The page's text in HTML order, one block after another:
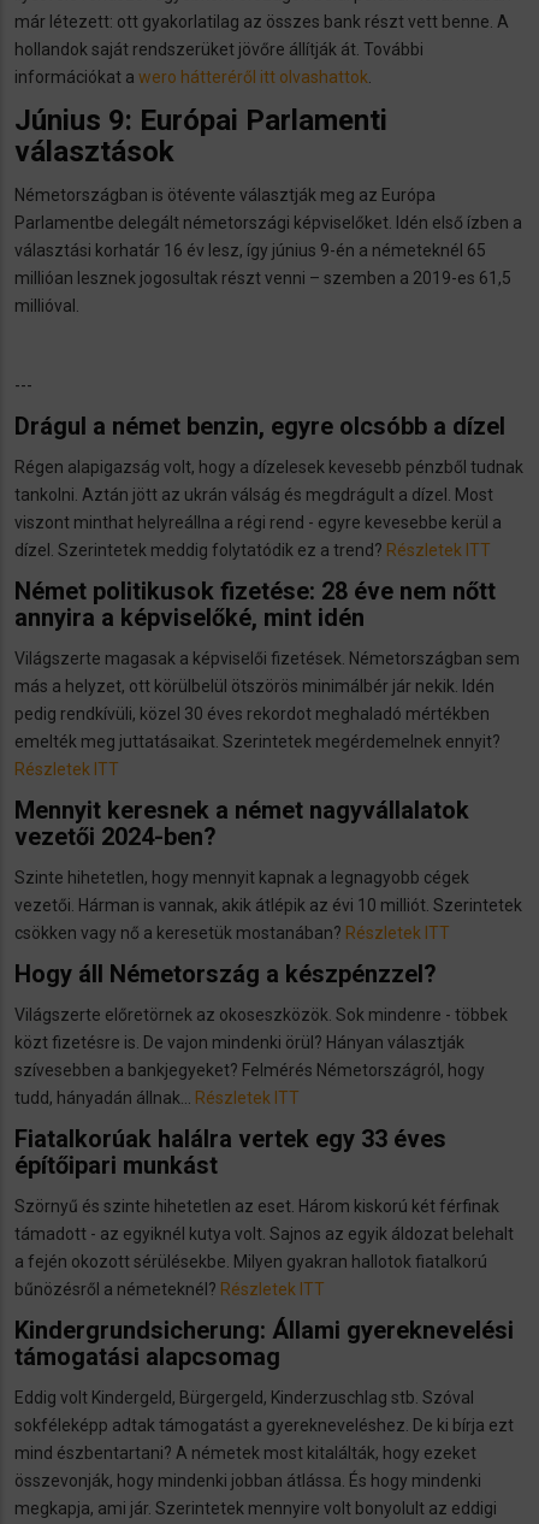
már létezett: ott gyakorlatilag az összes bank részt vett benne. A
hollandok saját rendszerüket jövőre állítják át. További
információkat a wero hátteréről itt olvashattok
Június 9: Európai Parlamenti
választások
Németországban is ötévente választják meg az Európa
Parlamentbe delegált németországi képviselőket. Idén első ízben a
választási korhatár 16 év lesz, így június 9-én a németeknél 65
millióan lesznek jogosultak részt venni – szemben a 2019-es 61,5
millióval.
---
Drágul a német benzin, egyre olcsóbb a dízel
Régen alapigazság volt, hogy a dízelesek kevesebb pénzből tudnak
tankolni. Aztán jött az ukrán válság és megdrágult a dízel. Most
viszont minthat helyreállna a régi rend - egyre kevesebbe kerül a
dízel. Szerintetek meddig folytatódik ez a trend? Részletek ITT
Német politikusok fizetése: 28 éve nem nőtt
annyira a képviselőké, mint idén
Világszerte magasak a képviselői fizetések. Németországban sem
más a helyzet, ott körülbelül ötszörös minimálbér jár nekik. Idén
pedig rendkívüli, közel 30 éves rekordot meghaladó mértékben
emelték meg juttatásaikat. Szerintetek megérdemelnek ennyit?
Részletek ITT
Mennyit keresnek a német nagyvállalatok
vezetői 2024-ben?
Szinte hihetetlen, hogy mennyit kapnak a legnagyobb cégek
vezetői. Hárman is vannak, akik átlépik az évi 10 milliót. Szerintetek
csökken vagy nő a keresetük mostanában? Részletek ITT
Hogy áll Németország a készpénzzel?
Világszerte előretörnek az okoseszközök. Sok mindenre - többek
közt fizetésre is. De vajon mindenki örül? Hányan választják
szívesebben a bankjegyeket? Felmérés Németországról, hogy
tudd, hányadán állnak...
Részletek ITT
Fiatalkorúak halálra vertek egy 33 éves
építőipari munkást
Szörnyű és szinte hihetetlen az eset. Három kiskorú két férfinak
támadott - az egyiknél kutya volt. Sajnos az egyik áldozat belehalt
a fején okozott sérülésekbe. Milyen gyakran hallotok fiatalkorú
bűnözésről a németeknél? Részletek ITT
Kindergrundsicherung: Állami gyereknevelési
támogatási alapcsomag
Eddig volt Kindergeld, Bürgergeld, Kinderzuschlag stb. Szóval
sokféleképp adtak támogatást a gyerekneveléshez. De ki bírja ezt
mind észbentartani? A németek most kitalálták, hogy ezeket
összevonják, hogy mindenki jobban átlássa. És hogy mindenki
megkapja, ami jár. Szerintetek mennyire volt bonyolult az eddigi